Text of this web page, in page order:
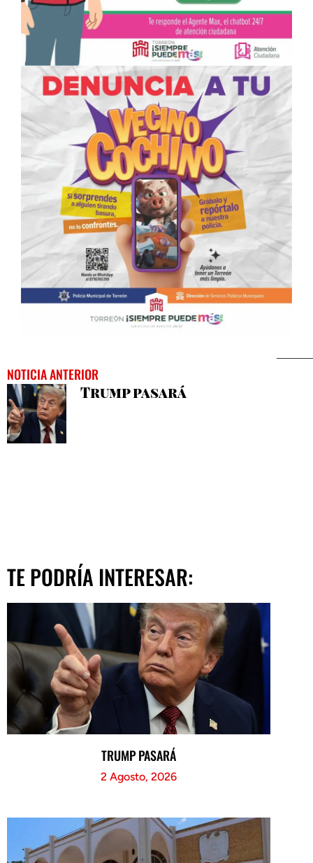
NOTICIA ANTERIOR
Trump pasará
TE PODRÍA INTERESAR:
TRUMP PASARÁ
2 Agosto, 2026